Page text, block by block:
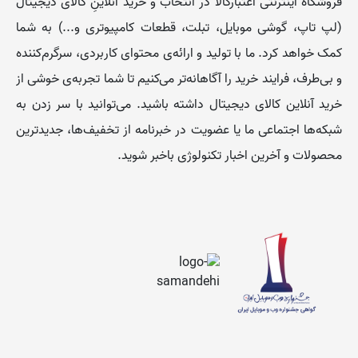
این سری از حرف S استفاده می‌شود.
این سری مدل‌های
متنوعی دارند و صفحه نمایش آن‌ها از ۱۱ تا ۱۷ اینچ متغیر است.
ویوبوک شامل ویوبوک معمولی، ویوو بوک پرو (VivoBook)،
ویوو بوک فلیپ (VivoBook Flip) و ویوو بوک مکس
(VivoBook Max) است. یکی از مدل‌های محبوب و پرفروش
این سری مدل VivoBook K543UB – D است.
لپ تاپ های سری زن‌بوک، نوت‌بوک اولترای ایسوس هستند
این لپ تاپ ها شارژدهی مناسبی دارند و وزنشان نسبت به
ویوبوک‌ها کمتر است که باعث حمل‌ونقل آسان‌تر آن‌ها می شود.
(لپ تاپ، گوشی موبایل، تبلت، قطعات کامپیوتری و...) به شما
کمک خواهد کرد. ما با تولید و ارائه‌ی محتوای کاربردی، سرگرم‌کننده
و بی‌طرف، فرایند خرید را آگاهانه‌تر می‌کنیم تا شما تجربه‌ی خوشی از
خرید آنلاین کالای دیجیتال داشته باشید. می‌توانید با سر زدن به
شبکه‌ها اجتماعی ما یا عضویت در خبرنامه از تخفیف‌‌ها، جدیدترین
محصولات و آخرین اخبار تکنولوژی باخبر شوید.